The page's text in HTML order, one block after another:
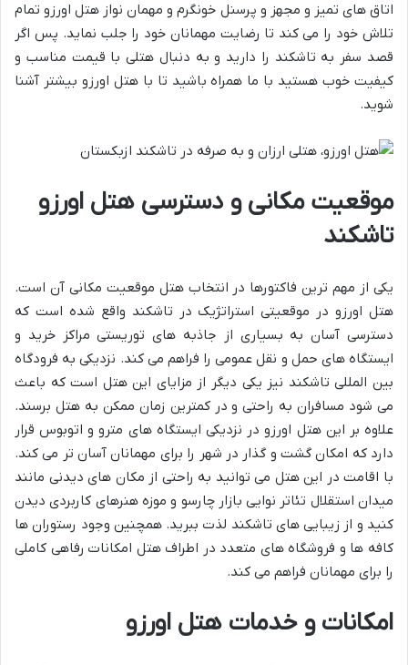
اتاق های تمیز و مجهز و پرسنل خونگرم و مهمان نواز هتل اورزو تمام
تلاش خود را می کند تا رضایت مهمانان خود را جلب نماید. پس اگر
قصد سفر به تاشکند را دارید و به دنبال هتلی با قیمت مناسب و
کیفیت خوب هستید با ما همراه باشید تا با هتل اورزو بیشتر آشنا
شوید.
موقعیت مکانی و دسترسی هتل اورزو
تاشکند
یکی از مهم ترین فاکتورها در انتخاب هتل موقعیت مکانی آن است.
هتل اورزو در موقعیتی استراتژیک در تاشکند واقع شده است که
دسترسی آسان به بسیاری از جاذبه های توریستی مراکز خرید و
ایستگاه های حمل و نقل عمومی را فراهم می کند. نزدیکی به فرودگاه
بین المللی تاشکند نیز یکی دیگر از مزایای این هتل است که باعث
می شود مسافران به راحتی و در کمترین زمان ممکن به هتل برسند.
علاوه بر این هتل اورزو در نزدیکی ایستگاه های مترو و اتوبوس قرار
دارد که امکان گشت و گذار در شهر را برای مهمانان آسان تر می کند.
با اقامت در این هتل می توانید به راحتی از مکان های دیدنی مانند
میدان استقلال تئاتر نوایی بازار چارسو و موزه هنرهای کاربردی دیدن
کنید و از زیبایی های تاشکند لذت ببرید. همچنین وجود رستوران ها
کافه ها و فروشگاه های متعدد در اطراف هتل امکانات رفاهی کاملی
را برای مهمانان فراهم می کند.
امکانات و خدمات هتل اورزو